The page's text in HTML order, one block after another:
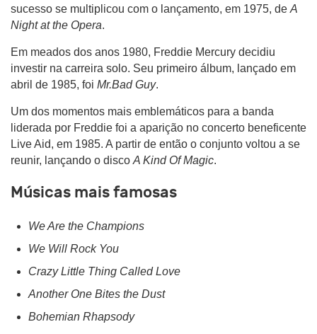
sucesso se multiplicou com o lançamento, em 1975, deA
Night at the Opera.
Em meados dos anos 1980, Freddie Mercury decidiu
investir na carreira solo. Seu primeiro álbum, lançado em
abril de 1985, foi Mr.Bad Guy.
Um dos momentos mais emblemáticos para a banda
liderada por Freddie foi a aparição no concerto beneficente
Live Aid, em 1985. A partir de então o conjunto voltou a se
reunir, lançando o discoA Kind Of Magic.
Músicas mais famosas
We Are the Champions
We Will Rock You
Crazy Little Thing Called Love
Another One Bites the Dust
Bohemian Rhapsody